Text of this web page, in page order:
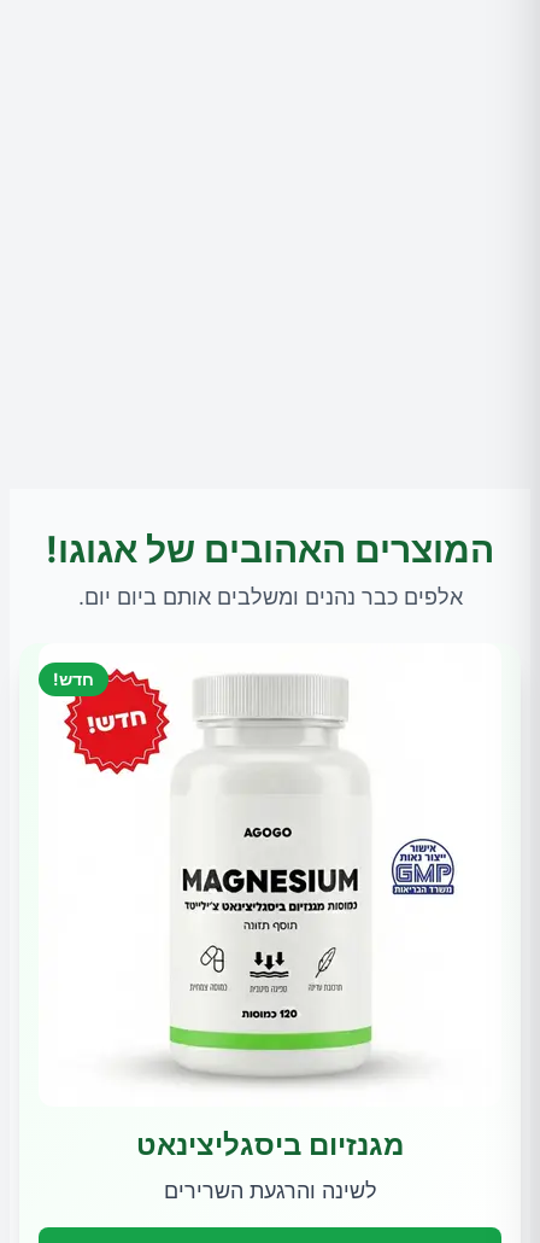
המוצרים האהובים של אגוגו!
אלפים כבר נהנים ומשלבים אותם ביום יום.
חדש!
מגנזיום ביסגליצינאט
לשינה והרגעת השרירים